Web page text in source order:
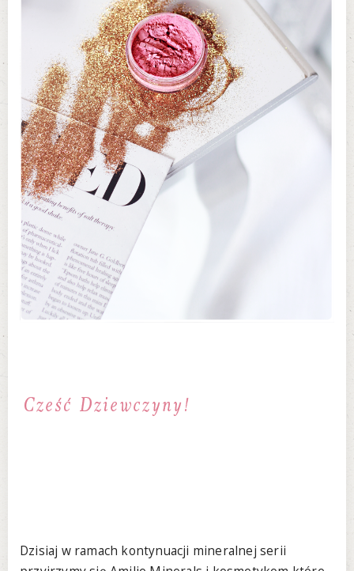
Dzisiaj w ramach kontynuacji mineralnej serii